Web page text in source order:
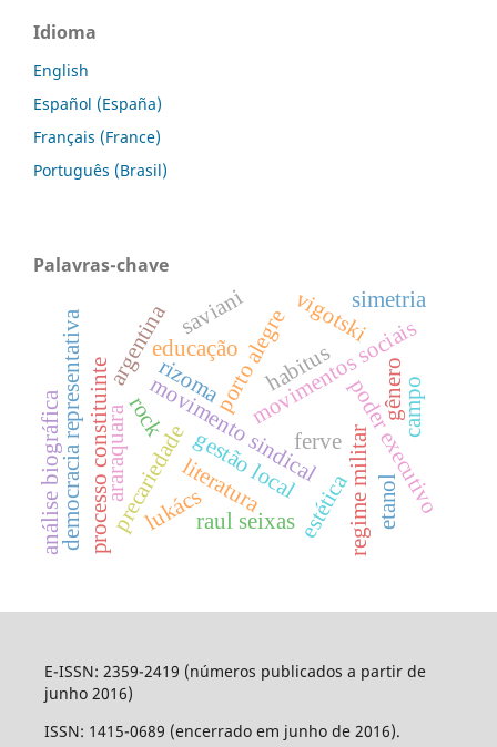
Idioma
English
Español (España)
Français (France)
Português (Brasil)
Palavras-chave
precariedade
movimentos sociais
movimento sindical
ferve
processo constituinte poder executivo
democracia representativa gestão local
porto alegre
araraquara
argentina
regime militar
literatura
educação
estética
lukács
vigotski
saviani
raul seixas
rock
análise biográfica etanol
rizoma
simetria
gênerocampo
habitus
E-ISSN: 2359-2419 (números publicados a partir de
junho 2016)
ISSN: 1415-0689 (encerrado em junho de 2016).